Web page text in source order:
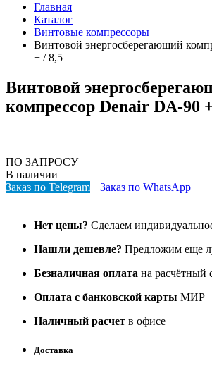
Главная
Каталог
Винтовые компрессоры
Винтовой энергосберегающий
+ / 8,5
Винтовой
компрессор Denair DA-90
ПО ЗАПРОСУ
В наличии
Заказ по Telegram
Заказ по WhatsApp
Нет цены? Сделаем
Нашли дешевле? Предложим еще
Безналичная оплата на расчётный
Оплата с банковской карты МИР
Наличный расчет в офисе
Доставка